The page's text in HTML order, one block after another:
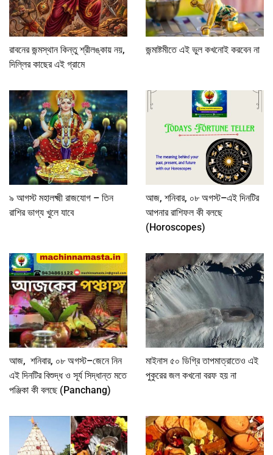
রাবনের জন্মস্থান কিন্তু শ্রীলঙ্কায় নয়,
দিল্লির কাছের এই গ্রামে
জন্মাষ্টমীতে এই ভুল কখনোই করবেন না
৯ আগস্ট মহালক্ষ্মী রাজযোগ – তিন
রাশির ভাগ্য খুলে যাবে
আজ, শনিবার, ০৮ অগস্ট–এই দিনটির
আপনার রাশিফল কী বলছে
(Horoscopes)
আজ, শনিবার, ০৮ অগস্ট–জেনে নিন
এই দিনটির বিশুদ্ধ ও সূর্য সিদ্ধান্ত মতে
পঞ্জিকা কী বলছে (Panchang)
মাইনাস ৫০ ডিগ্রি তাপমাত্রাতেও এই
পুকুরের জল কখনো বরফ হয় না